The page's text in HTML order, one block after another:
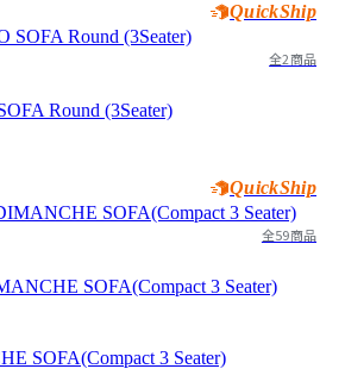
QuickShip
全2商品
Round (3Seater)
QuickShip
全59商品
SOFA(Compact 3 Seater)